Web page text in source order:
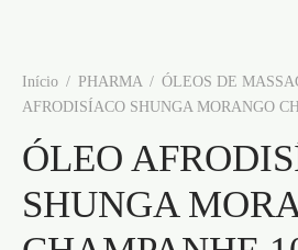
Início / PHARMA / ÓLEOS DE
AFRODISÍACO SHUNGA MORANGO
ÓLEO
SHUNGA